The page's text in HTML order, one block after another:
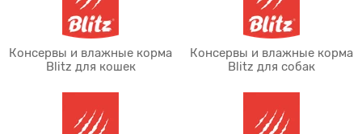
Консервы и влажные корма
Blitz для кошек
Консервы и влажные корма
Blitz для собак